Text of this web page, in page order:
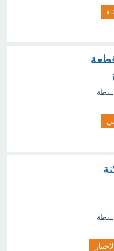
لاختيار